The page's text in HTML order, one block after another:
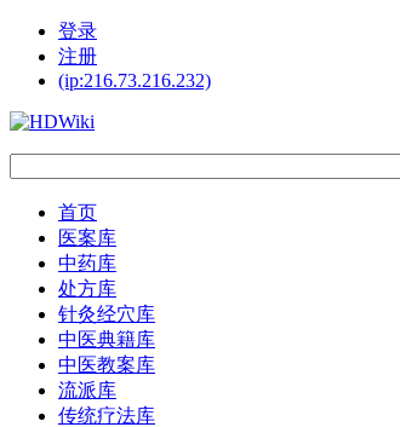
登录
注册
(ip:216.73.216.232)
首页
医案库
中药库
处方库
针灸经穴库
中医典籍库
中医教案库
流派库
传统疗法库